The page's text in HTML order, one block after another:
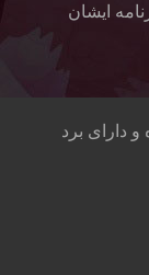
ایشان
دارای برد